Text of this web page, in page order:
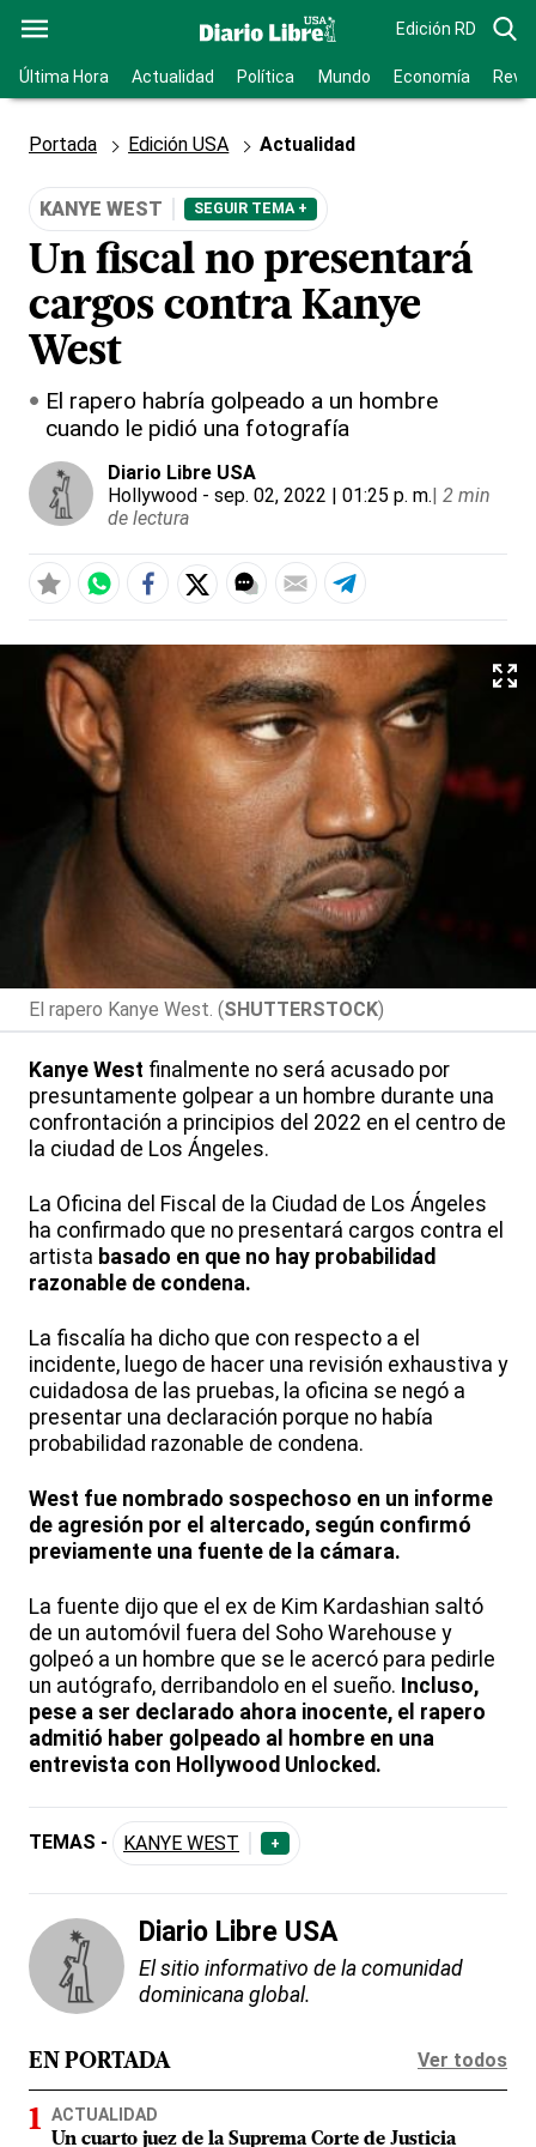
Edición RD
Última Hora Actualidad Política Mundo Economía
Portada Edición USA Actualidad
KANYE WEST SEGUIR TEMA +
Un fiscal no presentará
cargos contra Kanye
West
El rapero habría golpeado a un hombre
cuando le pidió una fotografía
Diario Libre USA
Hollywood - sep. 02, 2022 | 01:25 p. m.| 2 min
de lectura
El rapero Kanye West. (SHUTTERSTOCK)
Kanye West finalmente no será acusado por
presuntamente golpear a un hombre durante una
confrontación a principios del 2022 en el centro de
la ciudad de Los Ángeles.
La Oficina del Fiscal de la Ciudad de Los Ángeles
ha confirmado que no presentará cargos contra el
artista basado en que no hay probabilidad
razonable de condena.
La fiscalía ha dicho que con respecto a el
incidente, luego de hacer una revisión exhaustiva y
cuidadosa de las pruebas, la oficina se negó a
presentar una declaración porque no había
probabilidad razonable de condena.
West fue nombrado sospechoso en un informe
de agresión por el altercado, según confirmó
previamente una fuente de la cámara.
La fuente dijo que el ex de Kim Kardashian saltó
de un automóvil fuera del Soho Warehouse y
golpeó a un hombre que se le acercó para pedirle
un autógrafo, derribandolo en el sueño. Incluso,
pese a ser declarado ahora inocente, el rapero
admitió haber golpeado al hombre en una
entrevista con Hollywood Unlocked.
TEMAS - KANYE WEST +
Diario Libre USA
El sitio informativo de la comunidad
dominicana global.
EN PORTADA Ver todos
ACTUALIDAD
Un cuarto juez de la Suprema Corte de Justicia